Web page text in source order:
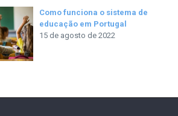
Como funciona o sistema de
educação em Portugal
15 de agosto de 2022